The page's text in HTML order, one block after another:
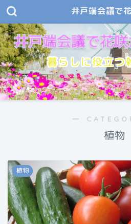
井戸端会議で
暮らしに役立つ
―
植物
植物